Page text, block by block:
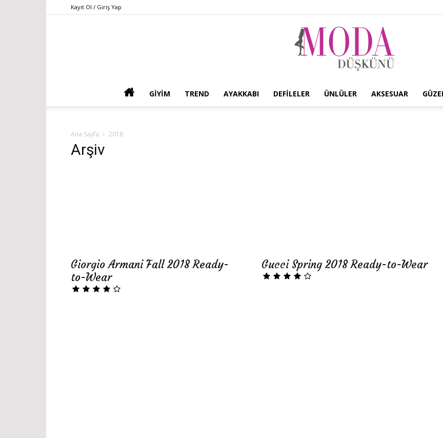
Kayıt Ol / Giriş Yap
GIYIM TREND AYAKKABI DEFILELER ÜNLÜLER AKSESUAR
Ana Sayfa 2018
Arşiv
Giorgio Armani Fall 2018 Ready-
to-Wear
Gucci Spring 2018 Ready-to-Wear